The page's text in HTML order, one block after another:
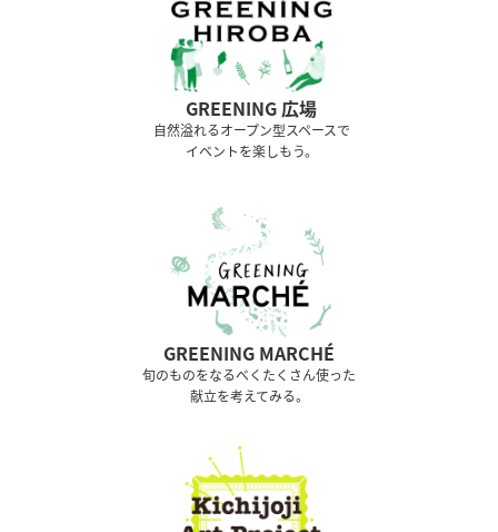
GREENING 広場
⾃然溢れるオープン型スペースで
イベントを楽しもう。
GREENING MARCHÉ
旬のものをなるべくたくさん使った
献立を考えてみる。